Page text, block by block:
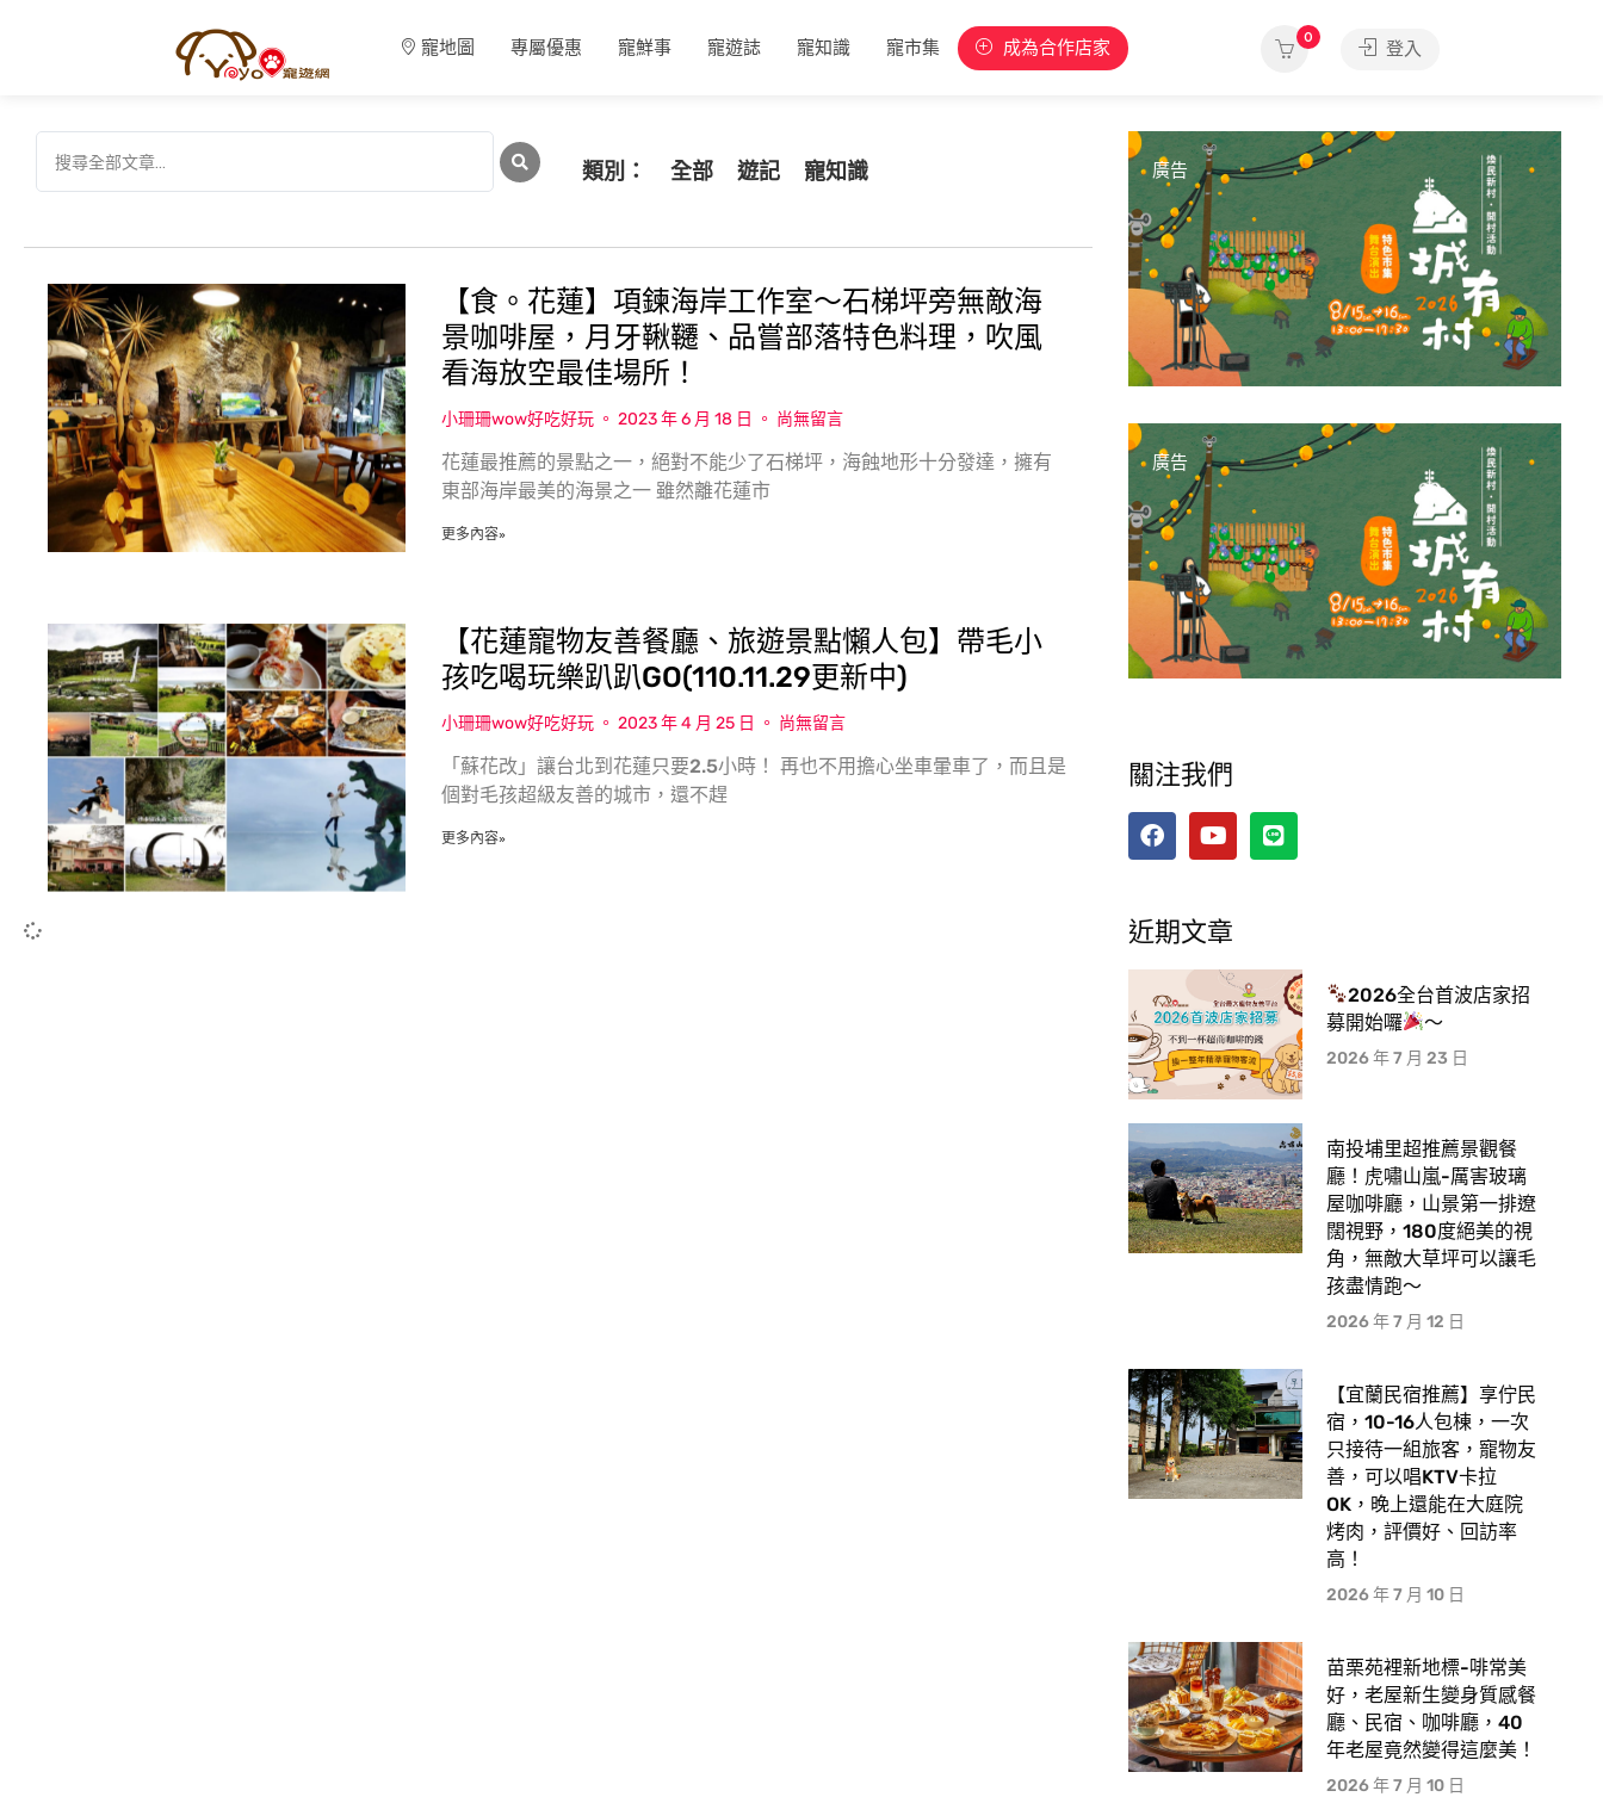
寵地圖 專屬優惠 寵鮮事 寵遊誌 寵知識 寵市集 成為合作店家 0
登入
類別： 全部 遊記 寵知識
【食。花蓮】項鍊海岸工作室〜石梯坪旁無敵海
景咖啡屋，月牙鞦韆、品嘗部落特色料理，吹風
看海放空最佳場所！
小珊珊wow好吃好玩 2023 年 6 月 18 日 尚無留言
花蓮最推薦的景點之一，絕對不能少了石梯坪，海蝕地形十分發達，擁有
東部海岸最美的海景之一 雖然離花蓮市
更多內容»
【花蓮寵物友善餐廳、旅遊景點懶人包】帶毛小
孩吃喝玩樂趴趴GO(110.11.29更新中)
小珊珊wow好吃好玩 2023 年 4 月 25 日 尚無留言
「蘇花改」讓台北到花蓮只要2.5小時！ 再也不用擔心坐車暈車了，而且是
個對毛孩超級友善的城市，還不趕
更多內容»
廣告
廣告
關注我們
近期文章
2026全台首波店家招
募開始囉
～
2026 年 7 月 23 日
南投埔里超推薦景觀餐
廳！虎嘯山嵐-厲害玻璃
屋咖啡廳，山景第一排遼
闊視野，180度絕美的視
角，無敵大草坪可以讓毛
孩盡情跑〜
2026 年 7 月 12 日
【宜蘭民宿推薦】享佇民
宿，10-16人包棟，一次
只接待一組旅客，寵物友
善，可以唱KTV卡拉
OK，晚上還能在大庭院
烤肉，評價好、回訪率
高！
2026 年 7 月 10 日
苗栗苑裡新地標-啡常美
好，老屋新生變身質感餐
廳、民宿、咖啡廳，40
年老屋竟然變得這麼美！
2026 年 7 月 10 日